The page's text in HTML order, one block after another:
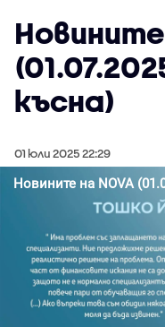
Новините
късна)
01 юли 2025 22:29